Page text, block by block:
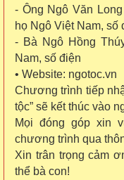
- Ông Ngô Văn
họ Ngô Việt Nam,
- Bà Ngô Hồng
Nam, số điện
• Website: ngotoc.vn
Chương trình tiếp
tộc” sẽ kết thúc vào
Mọi đóng góp xin
chương trình qua
Xin trân trọng cảm
thể bà con!